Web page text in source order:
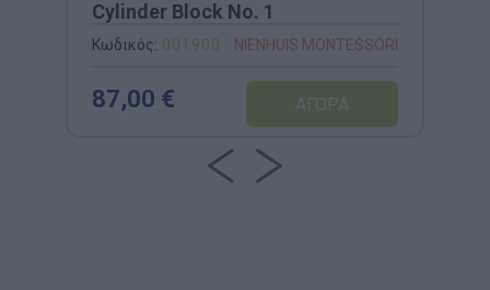
Cylinder Block No. 1
Κωδικός: 001900 NIENHUIS MONTESSORI
87,00 €